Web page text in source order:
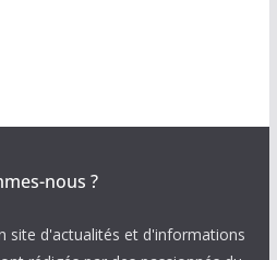
nous ?
site d'actualités et d'informations